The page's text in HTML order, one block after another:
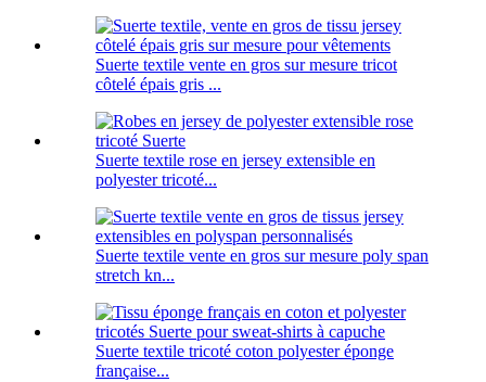
Suerte textile vente en gros sur mesure tricot
côtelé épais gris ...
Suerte textile rose en jersey extensible en
polyester tricoté...
Suerte textile vente en gros sur mesure poly span
stretch kn...
Suerte textile tricoté coton polyester éponge
française...